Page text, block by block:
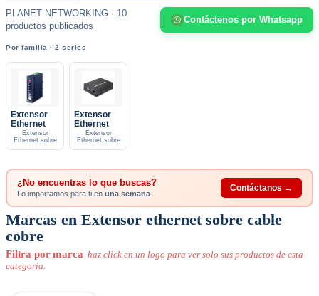
PLANET NETWORKING · 10
productos publicados
Contáctenos por Whatsapp
Por familia · 2 series
Extensor
Ethernet
Extensor
Ethernet sobre
Extensor
Ethernet
Extensor
Ethernet sobre
¿No encuentras lo que buscas?
Lo importamos para ti en una semana
Contáctanos →
Marcas en Extensor ethernet sobre cable
cobre
Filtra por marca haz click en un logo para ver solo sus productos de esta
categoria.